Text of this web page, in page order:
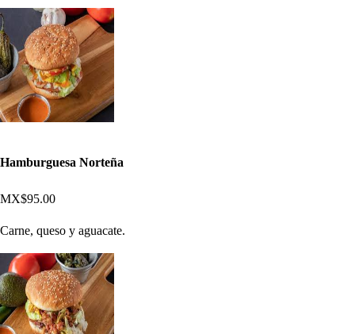
Hamburguesa Norteña
MX$95.00
Carne, queso y aguacate.